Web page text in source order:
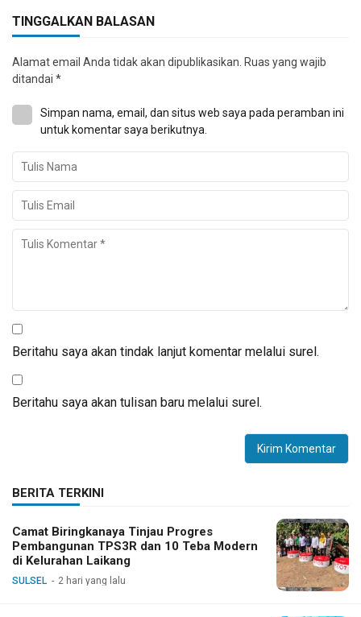
TINGGALKAN BALASAN
Alamat email Anda tidak akan dipublikasikan. Ruas yang wajib
ditandai *
Simpan nama, email, dan situs web saya pada peramban ini
untuk komentar saya berikutnya.
Beritahu saya akan tindak lanjut komentar melalui surel.
Beritahu saya akan tulisan baru melalui surel.
BERITA TERKINI
Camat Biringkanaya Tinjau Progres
Pembangunan TPS3R dan 10 Teba Modern
di Kelurahan Laikang
SULSEL 2 hari yang lalu